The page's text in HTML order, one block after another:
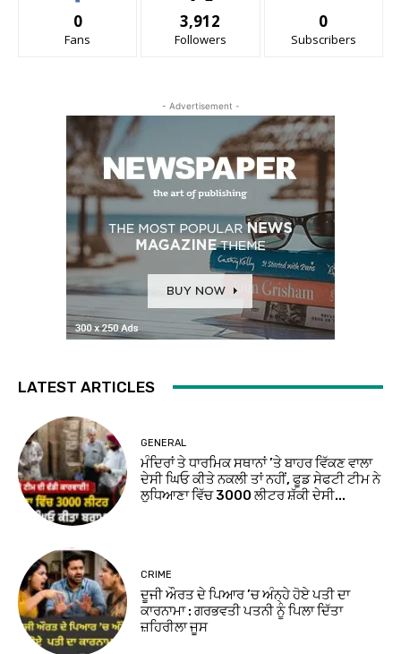
0
Fans
3,912
Followers
0
Subscribers
- Advertisement -
LATEST ARTICLES
GENERAL
ਮੰਦਿਰਾਂ ਤੇ ਧਾਰਮਿਕ ਸਥਾਨਾਂ ’ਤੇ ਬਾਹਰ ਵਿੱਕਣ ਵਾਲਾ
ਦੇਸੀ ਘਿਓ ਕੀਤੇ ਨਕਲੀ ਤਾਂ ਨਹੀਂ, ਫੂਡ ਸੇਫਟੀ ਟੀਮ ਨੇ
ਲੁਧਿਆਣਾ ਵਿੱਚ 3000 ਲੀਟਰ ਸ਼ੱਕੀ ਦੇਸੀ...
CRIME
ਦੂਜੀ ਔਰਤ ਦੇ ਪਿਆਰ ’ਚ ਅੰਨ੍ਹੇ ਹੋਏ ਪਤੀ ਦਾ
ਕਾਰਨਾਮਾ : ਗਰਭਵਤੀ ਪਤਨੀ ਨੂੰ ਪਿਲਾ ਦਿੱਤਾ
ਜ਼ਹਿਰੀਲਾ ਜੂਸ